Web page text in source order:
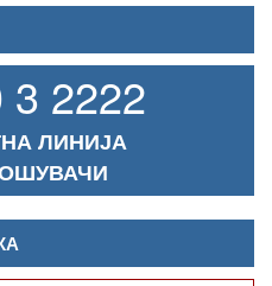
3 2222
ЛИНИЈА